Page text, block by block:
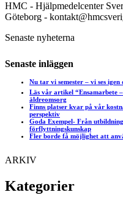
HMC - Hjälpmedelcenter
Göteborg -
Senaste nyheterna
Senaste inläggen
Nu tar vi semester – vi ses
Läs vår artikel “Ensamarbete
äldreomsorg
Finns platser kvar på vår
perspektiv
Goda Exempel- Från
förflyttningskunskap
Fler borde få möjlighet att
ARKIV
Kategorier